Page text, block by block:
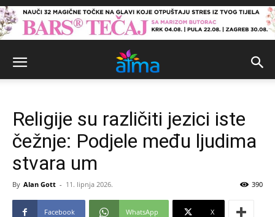
Religije su različiti jezici iste
čežnje: Podjele među ljudima
stvara um
By Alan Gott - 11. lipnja 2026. 390
Facebook WhatsApp X